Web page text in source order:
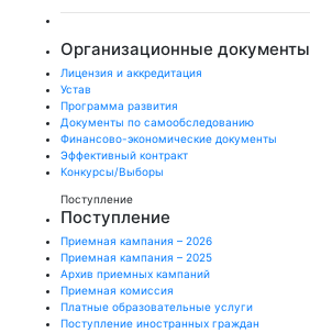
Организационные документы
Лицензия и аккредитация
Устав
Программа развития
Документы по самообследованию
Финансово-экономические документы
Эффективный контракт
Конкурсы/Выборы
Поступление
Поступление
Приемная кампания – 2026
Приемная кампания – 2025
Архив приемных кампаний
Приемная комиссия
Платные образовательные услуги
Поступление иностранных граждан